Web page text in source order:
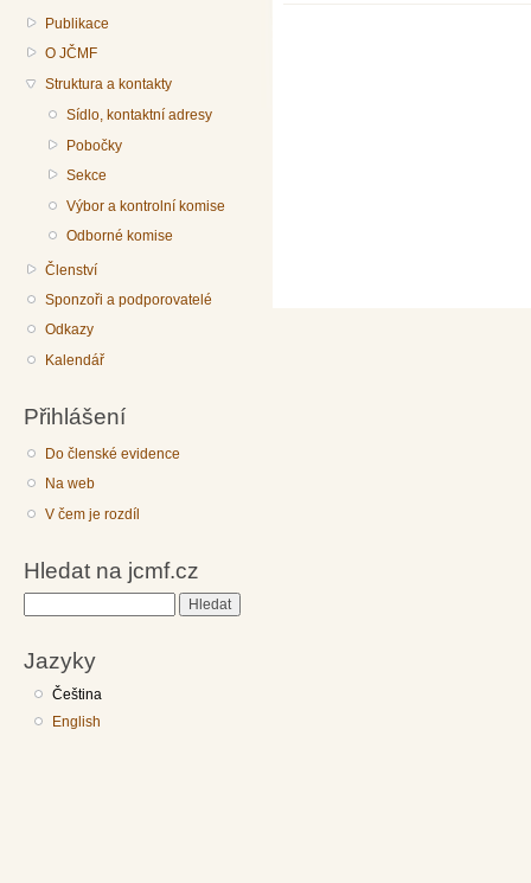
Publikace
O JČMF
Struktura a kontakty
Sídlo, kontaktní adresy
Pobočky
Sekce
Výbor a kontrolní komise
Odborné komise
Členství
Sponzoři a podporovatelé
Odkazy
Kalendář
Přihlášení
Do členské evidence
Na web
V čem je rozdíl
Hledat na jcmf.cz
Jazyky
Čeština
English